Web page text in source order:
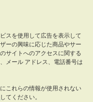
スを使用して広告を表示して
ーの興味に応じた商品やサー
サイトへのアクセスに関する
メール アドレス、電話番号は
これらの情報が使用されない
してください。